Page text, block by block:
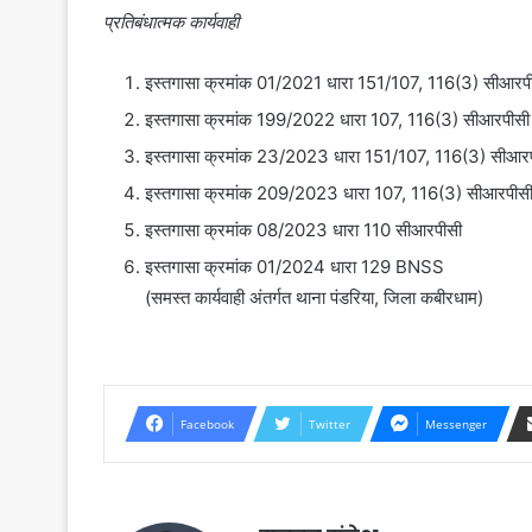
प्रतिबंधात्मक कार्यवाही
इस्तगासा क्रमांक 01/2021 धारा 151/107, 116(3)
इस्तगासा क्रमांक 199/2022 धारा 107, 116(3) सीआरपीसी
इस्तगासा क्रमांक 23/2023 धारा 151/107, 116(3)
इस्तगासा क्रमांक 209/2023 धारा 107, 116(3) सीआरपीसी
इस्तगासा क्रमांक 08/2023 धारा 110 सीआरपीसी
इस्तगासा क्रमांक 01/2024 धारा 129 BNSS
(समस्त कार्यवाही अंतर्गत थाना पंडरिया, जिला कबीरधाम)
Facebook Twitter Messenger